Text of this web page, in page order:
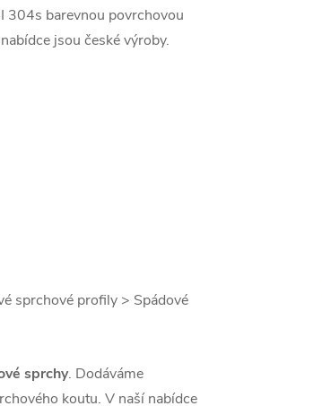
304s barevnou povrchovou
jsou české výroby.
sprchové profily > Spádové
sprchy. Dodáváme
koutu. V naší nabídce